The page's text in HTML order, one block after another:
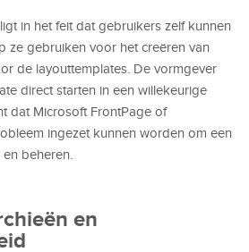
in het feit dat gebruikers zelf kunnen
ze gebruiken voor het creëren van
de layouttemplates. De vormgever
direct starten in een willekeurige
dat Microsoft FrontPage of
ingezet kunnen worden om een
beheren.
en